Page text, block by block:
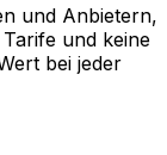
und Anbietern,
und keine
bei jeder